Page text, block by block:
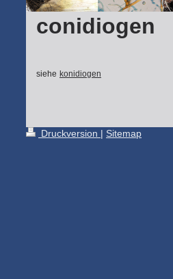
conidiogen
siehe konidiogen
Druckversion | Sitemap